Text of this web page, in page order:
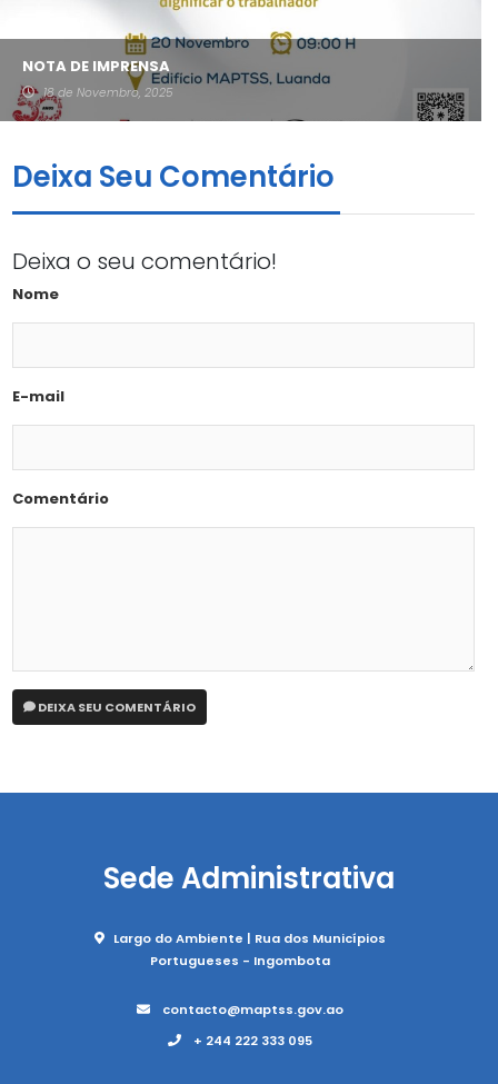
NOTA DE IMPRENSA
18 de Novembro, 2025
Deixa Seu Comentário
Deixa o seu comentário!
Nome
E-mail
Comentário
DEIXA SEU COMENTÁRIO
Sede Administrativa
Largo do Ambiente | Rua dos Municípios
Portugueses - Ingombota
contacto@maptss.gov.ao
+ 244 222 333 095